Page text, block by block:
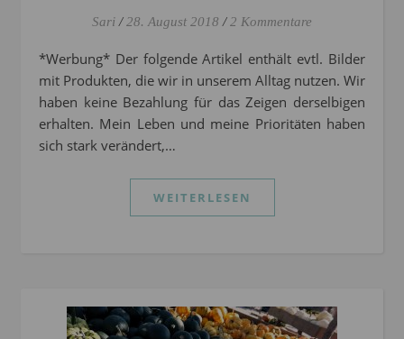
Sari / 28. August 2018 / 2 Kommentare
*Werbung* Der folgende Artikel enthält evtl. Bilder
mit Produkten, die wir in unserem Alltag nutzen. Wir
haben keine Bezahlung für das Zeigen derselbigen
erhalten. Mein Leben und meine Prioritäten haben
sich stark verändert,…
WEITERLESEN